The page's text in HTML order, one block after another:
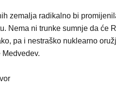
zemalja radikalno bi
Nema ni trunke sumnje da će
pa i nestraško nuklearno